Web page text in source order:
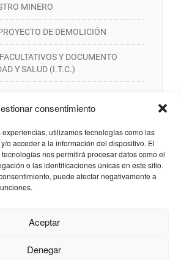
consentimiento
utilizamos tecnologías como las
o acceder a la información del dispositivo. El
nos permitirá procesar datos como el
o las identificaciones únicas en este sitio.
puede afectar negativamente a
Aceptar
Denegar
MINERO
DE DEMOLICIÓN
Y DOCUMENTO
Y SALUD (I.T.C.)
13:30
Colegio Oficial de Ingenieros Técnicos